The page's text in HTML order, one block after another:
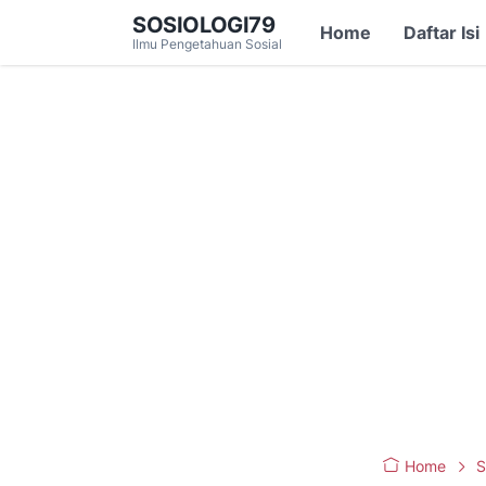
SOSIOLOGI79
Ilmu Pengetahuan Sosial
Home Daftar Isi
Home